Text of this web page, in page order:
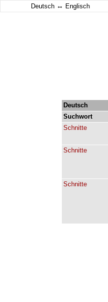
Deutsch ↔ Englisch
Deutsch
Suchwort
Schnitte
Schnitte
Schnitte